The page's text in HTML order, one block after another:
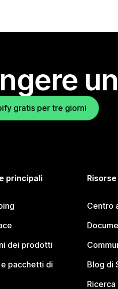
gratis per tre giorni
principali
dei prodotti
pacchetti di
Risorse
Centro
Blog di
Ricerca